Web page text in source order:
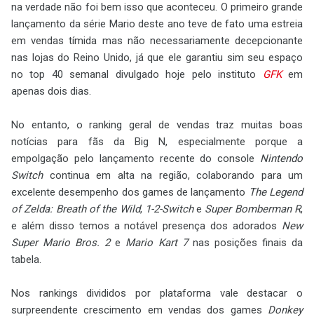
na verdade não foi bem isso que aconteceu. O primeiro grande
lançamento da série Mario deste ano teve de fato uma estreia
em vendas tímida mas não necessariamente decepcionante
nas lojas do Reino Unido, já que ele garantiu sim seu espaço
no top 40 semanal divulgado hoje pelo instituto
GFKem
apenas dois dias.
No entanto, o ranking geral de vendas traz muitas boas
notícias para fãs da Big N, especialmente porque a
empolgação pelo lançamento recente do console Nintendo
Switchcontinua em alta na região, colaborando para um
excelente desempenho dos games de lançamento The Legend
of Zelda: Breath of the Wild, 1-2-Switche Super Bomberman R,
e além disso temos a notável presença dos adorados New
Super Mario Bros. 2e Mario Kart 7nas posições finais da
tabela.
Nos rankings divididos por plataforma vale destacar o
surpreendente crescimento em vendas dos games Donkey